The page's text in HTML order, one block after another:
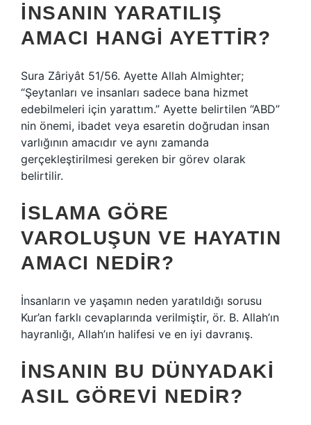
İNSANIN YARATILIŞ
AMACI HANGI AYETTIR?
Sura Zâriyât 51/56. Ayette Allah Almighter;
“Şeytanları ve insanları sadece bana hizmet
edebilmeleri için yarattım.” Ayette belirtilen “ABD”
nin önemi, ibadet veya esaretin doğrudan insan
varlığının amacıdır ve aynı zamanda
gerçekleştirilmesi gereken bir görev olarak
belirtilir.
İSLAMA GÖRE
VAROLUŞUN VE HAYATIN
AMACI NEDIR?
İnsanların ve yaşamın neden yaratıldığı sorusu
Kur’an farklı cevaplarında verilmiştir, ör. B. Allah’ın
hayranlığı, Allah’ın halifesi ve en iyi davranış.
İNSANIN BU DÜNYADAKI
ASIL GÖREVI NEDIR?